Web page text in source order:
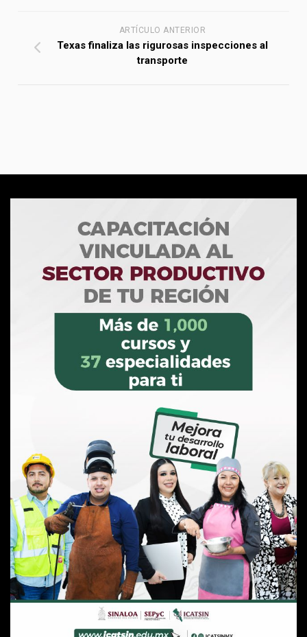
ARTÍCULO ANTERIOR
Texas finaliza las rigurosas inspecciones al
transporte